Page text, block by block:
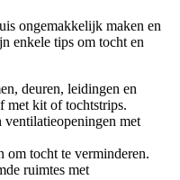
ongemakkelijk maken en
enkele tips om tocht en
deuren, leidingen en
met kit of tochtstrips.
ventilatieopeningen met
om tocht te verminderen.
ruimtes met